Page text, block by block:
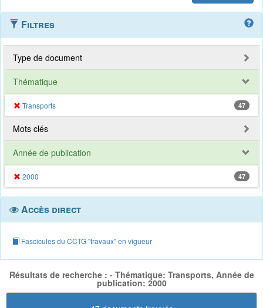
Filtres
Type de document
Thématique
Transports 47
Mots clés
Année de publication
2000 47
Accès direct
Fascicules du CCTG "travaux" en vigueur
Résultats de recherche : - Thématique: Transports, Année de
publication: 2000